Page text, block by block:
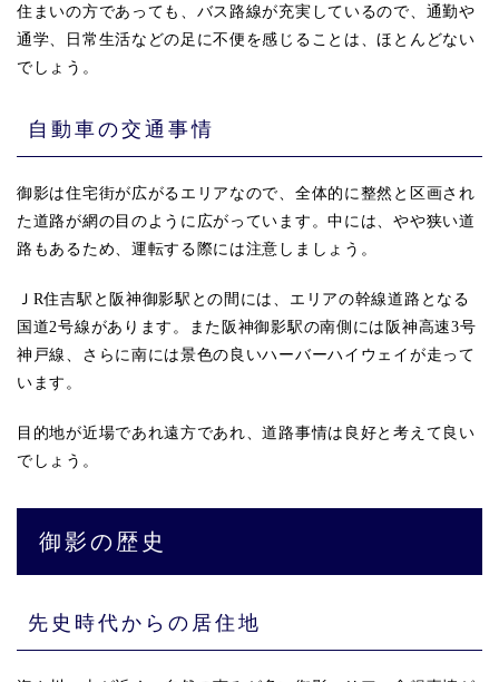
住まいの方であっても、バス路線が充実しているので、通勤や
通学、日常生活などの足に不便を感じることは、ほとんどない
でしょう。
自動車の交通事情
御影は住宅街が広がるエリアなので、全体的に整然と区画され
た道路が網の目のように広がっています。中には、やや狭い道
路もあるため、運転する際には注意しましょう。
ＪR住吉駅と阪神御影駅との間には、エリアの幹線道路となる
国道2号線があります。また阪神御影駅の南側には阪神高速3号
神戸線、さらに南には景色の良いハーバーハイウェイが走って
います。
目的地が近場であれ遠方であれ、道路事情は良好と考えて良い
でしょう。
御影の歴史
先史時代からの居住地